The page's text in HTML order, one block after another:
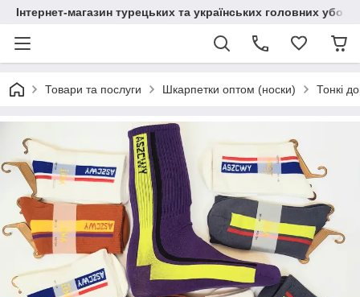
Інтернет-магазин турецьких та українських головних
Товари та послуги Шкарпетки оптом (носки) Тонкі